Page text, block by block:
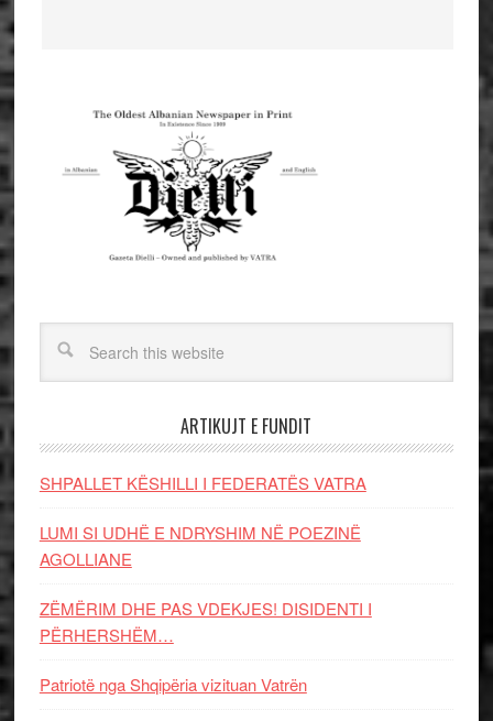
ARTIKUJT E FUNDIT
SHPALLET KËSHILLI I FEDERATËS VATRA
LUMI SI UDHË E NDRYSHIM NË POEZINË
AGOLLIANE
ZËMËRIM DHE PAS VDEKJES! DISIDENTI I
PËRHERSHËM…
Patriotë nga Shqipëria vizituan Vatrën